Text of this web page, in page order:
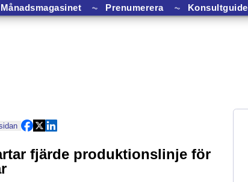
Månadsmagasinet ⏦ Prenumerera ⏦ Konsultguide
fjärde produktionslinje för